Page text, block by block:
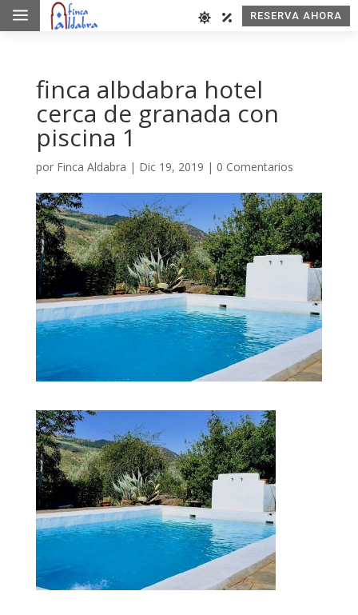
a RESERVA AHORA
finca albdabra hotel
cerca de granada con
piscina 1
por Finca Aldabra | Dic 19, 2019 | 0 Comentarios